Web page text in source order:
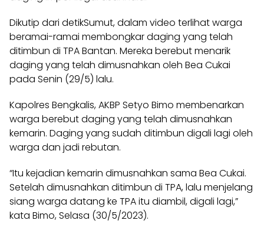
Dikutip dari detikSumut, dalam video terlihat warga
beramai-ramai membongkar daging yang telah
ditimbun di TPA Bantan. Mereka berebut menarik
daging yang telah dimusnahkan oleh Bea Cukai
pada Senin (29/5) lalu.
Kapolres Bengkalis, AKBP Setyo Bimo membenarkan
warga berebut daging yang telah dimusnahkan
kemarin. Daging yang sudah ditimbun digali lagi oleh
warga dan jadi rebutan.
“Itu kejadian kemarin dimusnahkan sama Bea Cukai.
Setelah dimusnahkan ditimbun di TPA, lalu menjelang
siang warga datang ke TPA itu diambil, digali lagi,”
kata Bimo, Selasa (30/5/2023).